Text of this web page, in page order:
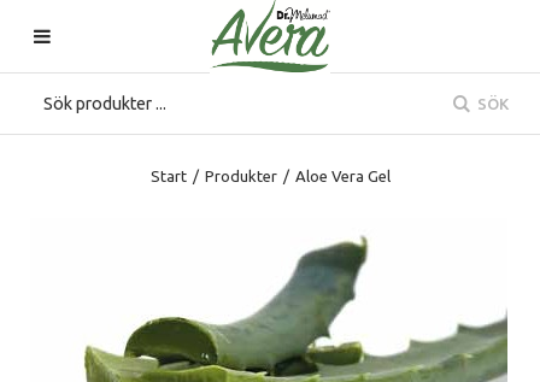
SÖK
Start / Produkter / Aloe Vera Gel